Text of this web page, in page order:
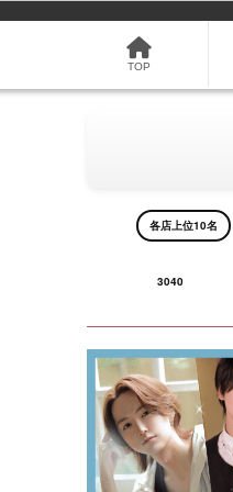
TOP
各店上位10名
3040